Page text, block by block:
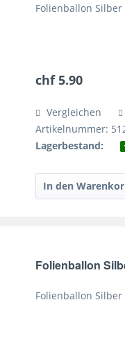
Folienballon Silber
chf 5.90
Vergleichen
Artikelnummer:
Lagerbestand:
Folienballon
Folienballon Silber